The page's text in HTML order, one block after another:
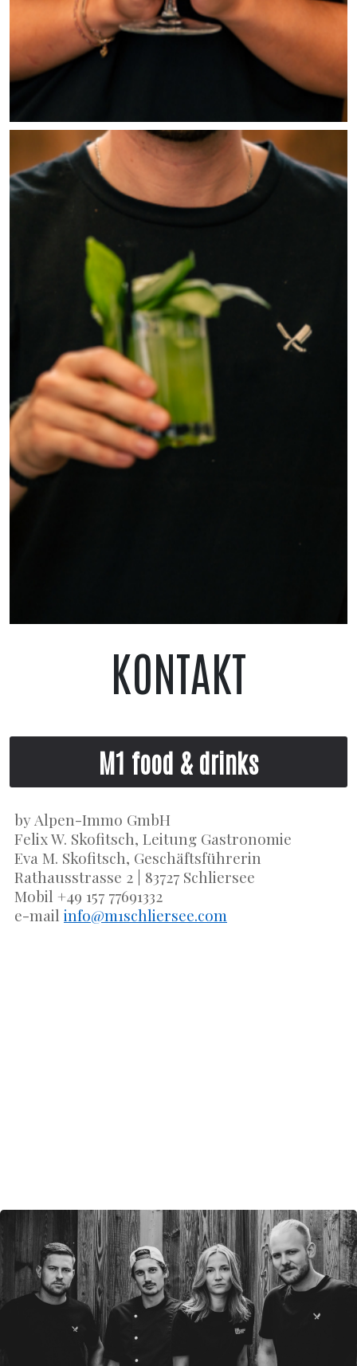
KONTAKT
M1 food & drinks
by Alpen-Immo GmbH
Felix W. Skofitsch, Leitung Gastronomie
Eva M. Skofitsch, Geschäftsführerin
Rathausstrasse 2 | 83727 Schliersee
Mobil +49 157 77691332
e-mail info@m1schliersee.com